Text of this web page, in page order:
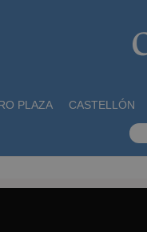
PLAZA CASTELLÓN